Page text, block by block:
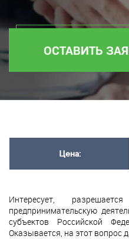
ОСТАВИТЬ
Цена:
Интересует,
предпринимательскую
субъектов Российской
Оказывается, на этот вопрос